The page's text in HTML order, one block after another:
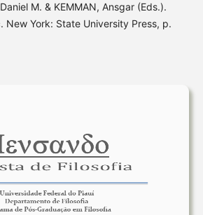
M. & KEMMAN, Ansgar (Eds.).
New York: State University Press, p.